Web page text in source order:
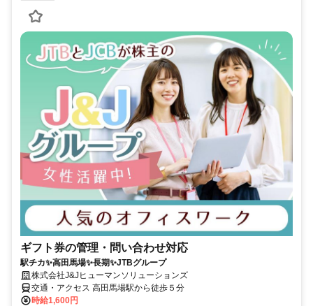
ギフト券の管理・問い合わせ対応
駅チカ✨高田馬場✨長期✨JTBグループ
株式会社J&Jヒューマンソリューションズ
交通・アクセス 高田馬場駅から徒歩５分
時給1,600円